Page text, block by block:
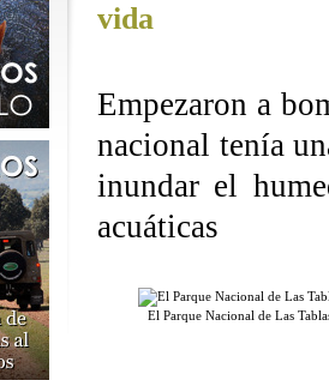
vida
Empezaron a
nacional tenía
inundar el
acuáticas
El Parque Nacional de Las